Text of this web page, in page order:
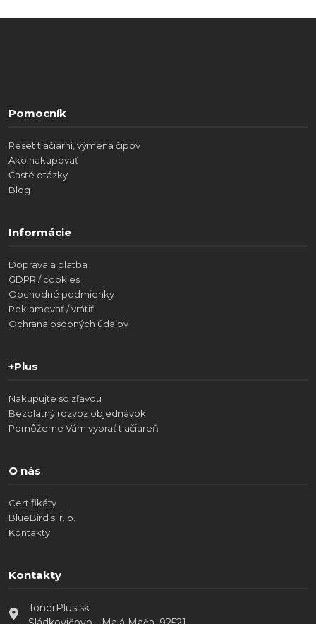
Pomocník
Reset tlačiarní, výmena čipov
Ako nakupovať
Časté otázky
Blog
Informácie
Doprava a platba
GDPR / cookies
Obchodné podmienky
Reklamovať / vrátiť
Ochrana osobných údajov
+Plus
Nakupujte so zľavou
Bezplatný rozvoz objednávok
Pomôžeme Vám vybrať tlačiareň
O nás
Certifikáty
BlueBird s. r. o.
Kontakty
Kontakty
TonerPlus.sk